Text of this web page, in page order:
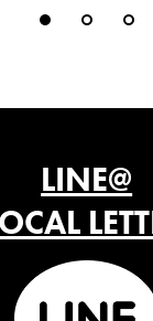
LINE@